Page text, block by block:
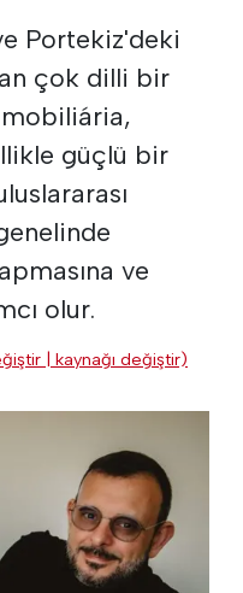
Portekiz'deki
çok dilli bir
güçlü bir
ve
olur.
| kaynağı değiştir)